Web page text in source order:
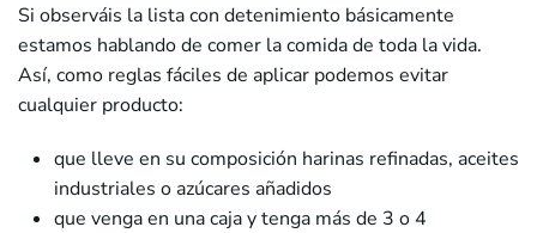
Si observáis la lista con detenimiento básicamente
estamos hablando de comer la comida de toda la vida.
Así, como reglas fáciles de aplicar podemos evitar
cualquier producto:
que lleve en su composición harinas refinadas, aceites
industriales o azúcares añadidos
que venga en una caja y tenga más de 3 o 4